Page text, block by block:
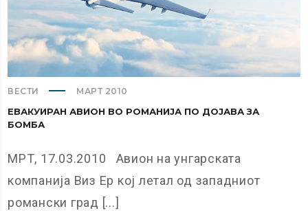
ВЕСТИ МАРТ 2010
ЕВАКУИРАН АВИОН ВО РОМАНИЈА ПО ДОЈАВА ЗА
БОМБА
МРТ, 17.03.2010 Авион на унгарската
компанија Виз Ер кој летал од западниот
романски град [...]